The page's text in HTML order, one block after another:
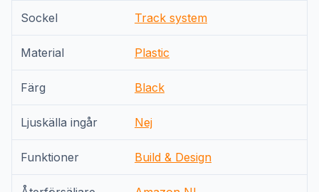
Sockel Track system
Material Plastic
Färg Black
Ljuskälla ingår Nej
Funktioner Build & Design